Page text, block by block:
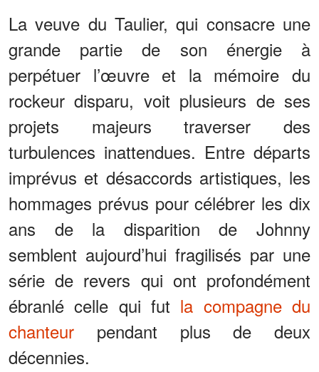
La veuve du Taulier, qui consacre une
grande partie de son énergie à
perpétuer l’œuvre et la mémoire du
rockeur disparu, voit plusieurs de ses
projets majeurs traverser des
turbulences inattendues. Entre départs
imprévus et désaccords artistiques, les
hommages prévus pour célébrer les dix
ans de la disparition de Johnny
semblent aujourd’hui fragilisés par une
série de revers qui ont profondément
ébranlé celle qui fut la compagne du
chanteur pendant plus de deux
décennies.